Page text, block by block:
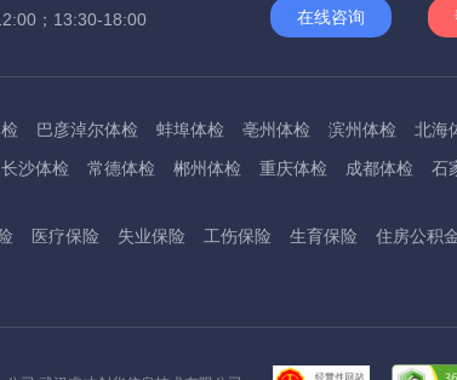
；13:30-18:00 在线咨询
巴彦淖尔体检 蚌埠体检 亳州体检 滨州体检 北海
长沙体检 常德体检 郴州体检 重庆体检 成都体检 石
贵阳体检 红河体检 邯郸体检 衡水体检 呼和浩特体
鸡西体检 嘉兴体检 金华体检 景德镇体检 九江体
廊坊体检 临汾体检 辽阳体
医疗保险 失业保险 工伤保险 生育保险 住房公积